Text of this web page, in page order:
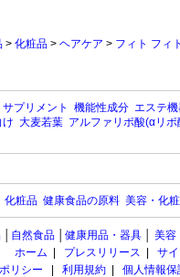
> 化粧品 > ヘアケア > フィト フィ
サプリメント 機能性成分 エステ
大麦若葉 アルファリポ酸(αリポ
化粧品 健康食品の原料 美容・化
自然食品 健康用品・器具 美容
ホーム
プレスリリース
サ
リシー
利用規約 個人情報